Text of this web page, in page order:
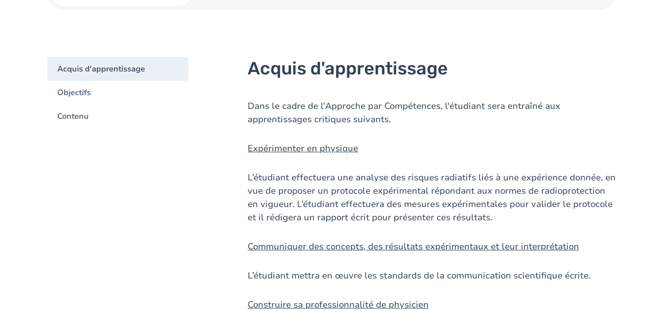
Acquis d'apprentissage
Objectifs
Contenu
Acquis d'apprentissage
Dans le cadre de l'Approche par Compétences, l'étudiant sera entraîné aux
apprentissages critiques suivants.
Expérimenter en physique
L’étudiant effectuera une analyse des risques radiatifs liés à une expérience donnée, en
vue de proposer un protocole expérimental répondant aux normes de radioprotection
en vigueur. L’étudiant effectuera des mesures expérimentales pour valider le protocole
et il rédigera un rapport écrit pour présenter ces résultats.
Communiquer des concepts, des résultats expérimentaux et leur interprétation
L’étudiant mettra en œuvre les standards de la communication scientifique écrite.
Construire sa professionnalité de physicien